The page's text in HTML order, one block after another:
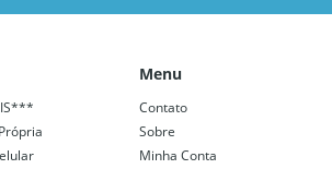
Menu
Contato
Sobre
Minha Conta